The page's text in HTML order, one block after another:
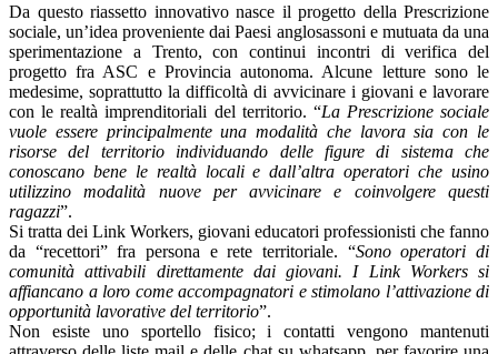
Da questo riassetto innovativo nasce il progetto della Prescrizione
sociale, un’idea proveniente dai Paesi anglosassoni e mutuata da una
sperimentazione a Trento, con continui incontri di verifica del
progetto fra ASC e Provincia autonoma. Alcune letture sono le
medesime, soprattutto la difficoltà di avvicinare i giovani e lavorare
con le realtà imprenditoriali del territorio. “La Prescrizione sociale
vuole essere principalmente una modalità che lavora sia con le
risorse del territorio individuando delle figure di sistema che
conoscano bene le realtà locali e dall’altra operatori che usino
utilizzino modalità nuove per avvicinare e coinvolgere questi
ragazzi”.
Si tratta dei Link Workers, giovani educatori professionisti che fanno
da “recettori” fra persona e rete territoriale. “Sono operatori di
comunità attivabili direttamente dai giovani. I Link Workers si
affiancano a loro come accompagnatori e stimolano l’attivazione di
opportunità lavorative del territorio”.
Non esiste uno sportello fisico; i contatti vengono mantenuti